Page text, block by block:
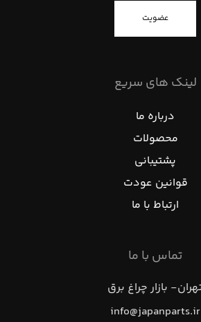
عضویت
لینک های سریع
درباره ما
محصولات
پشتیبانی
قوانین عودت
ارتباط با ما
تماس با ما
بازار چراغ برق
info@japanparts.ir